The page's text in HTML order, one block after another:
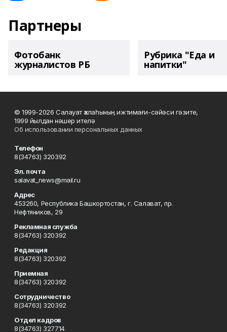
Партнеры
Фотобанк
журналистов РБ
Рубрика "Еда и
напитки"
© 1999-2026 Салауат ҡалаһының ижтимағи-сәйәси гәзите,
1999 йылдан нәшер ителә
Об использовании персональных данных
Телефон
8(34763) 320392
Эл. почта
salavat_news@mail.ru
Адрес
453260, Республика Башкортостан, г. Салават, пр.
Нефтяников, 29
Рекламная служба
8(34763) 320392
Редакция
8(34763) 320392
Приемная
8(34763) 320392
Сотрудничество
8(34763) 320392
Отдел кадров
8(34763) 327714